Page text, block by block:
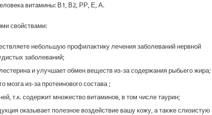
витамины: В1, В2, РР, Е, А.
свойствами:
небольшую профилактику лечения заболеваний нервной
заболеваний;
и улучшает обмен веществ из-за содержания рыбьего жира;
мозга из-за протеинового состава ;
т.к. содержит множество витаминов, в том числе таурин;
оказывает полезное воздействие вашу кожу, а также слизистую